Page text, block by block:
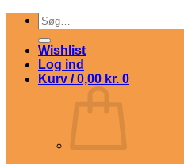
Fortsæt
indhold
Søg
efter:
Wishlist
Log ind
Kurv /0,00 kr. 0